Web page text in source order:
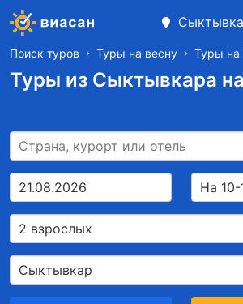
Поиск туров Туры на весну Туры на
Туры из Сыктывкара
21.08.2026 На 10-
2 взрослых
Сыктывкар